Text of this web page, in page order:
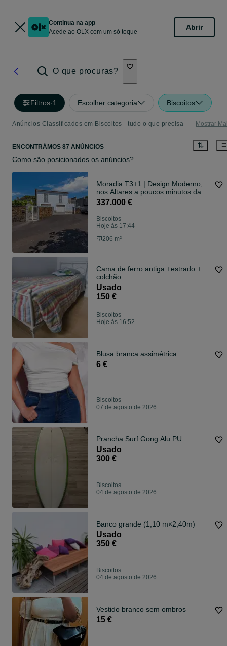
Continua na app
Acede ao OLX com um só toque
Abrir
O que procuras?
Filtros·1 Escolher categoria Biscoitos
Anúncios Classificados em Biscoitos - tudo o que precisa Mostrar
ENCONTRÁMOS 87 ANÚNCIOS
Como são posicionados os anúncios?
Moradia T3+1 | Design Moderno,
nos Altares a poucos minutos das
Pisci
337.000 €
Biscoitos
Hoje às 17:44
206 m²
Cama de ferro antiga +estrado +
colchão
Usado
150 €
Biscoitos
Hoje às 16:52
Blusa branca assimétrica
6 €
Biscoitos
07 de agosto de 2026
Prancha Surf Gong Alu PU
Usado
300 €
Biscoitos
04 de agosto de 2026
Banco grande (1,10 m×2,40m)
Usado
350 €
Biscoitos
04 de agosto de 2026
Vestido branco sem ombros
15 €